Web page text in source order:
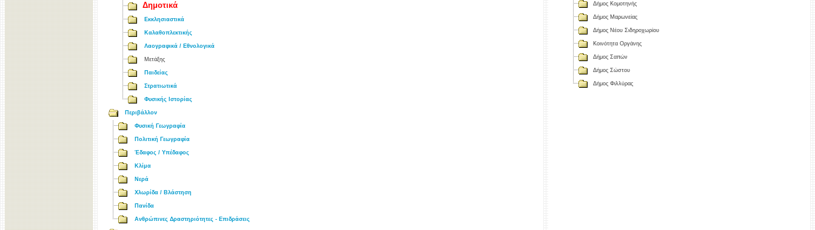
Δημοτικά
Εκκλησιαστικά
Καλαθοπλεκτικής
Λαογραφικά / Εθνολογικά
Μετάξης
Παιδείας
Στρατιωτικά
Φυσικής Ιστορίας
Περιβάλλον
Φυσική Γεωγραφία
Πολιτική Γεωγραφία
Έδαφος / Υπέδαφος
Κλίμα
Νερά
Χλωρίδα / Βλάστηση
Πανίδα
Ανθρώπινες Δραστηριότητες - Επιδράσεις
Δήμος Κομοτηνής
Δήμος Μαρωνείας
Δήμος Νέου Σιδηροχωρίου
Κοινότητα Οργάνης
Δήμος Σαπών
Δήμος Σώστου
Δήμος Φιλλύρας